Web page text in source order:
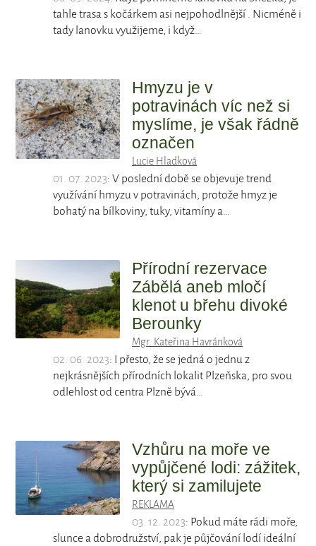
tahle trasa s kočárkem asi nejpohodlnější . Nicméně i
tady lanovku využijeme, i když…
Hmyzu je v
potravinách víc než si
myslíme, je však řádně
označen
Lucie Hladková
01. 07. 2023: V poslední době se objevuje trend
využívání hmyzu v potravinách, protože hmyz je
bohatý na bílkoviny, tuky, vitamíny a…
Přírodní rezervace
Zábělá aneb mločí
klenot u břehu divoké
Berounky
Mgr. Kateřina Havránková
02. 06. 2023: I přesto, že se jedná o jednu z
nejkrásnějších přírodních lokalit Plzeňska, pro svou
odlehlost od centra Plzně bývá…
Vzhůru na moře ve
vypůjčené lodi: zážitek,
který si zamilujete
REKLAMA
03. 12. 2023: Pokud máte rádi moře,
slunce a dobrodružství, pak je půjčování lodí ideální